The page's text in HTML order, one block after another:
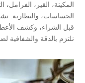
المكينة، القير، الفرامل،
الحساسات، والبطارية.
قبل الشراء، وكشف
نلتزم بالدقة والشفافية